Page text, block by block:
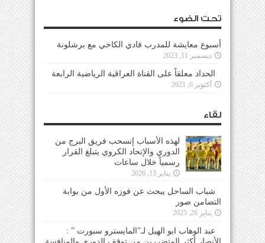
تحت الضوء
أسبوع معايشة للمدرب فادي الكاخي مع برشلونة
ديسمبر 11, 2023
الحداد معلقاً على القناة العراقية الرياضية الرابعة
أكتوبر 6, 2021
لقاء
لهذه الأسباب إنسحب فريق البرج من
الدوري والإتحاد الكروي يتبلغ القرار
رسمياً خلال ساعات
يناير 13, 2026
شباب الساحل يبحث عن فوزه الأول من بوابة
التضامن صور
يناير 26, 2025
عبد الوهاب ابو الهيل لـ”المايسترو سبورت ” :